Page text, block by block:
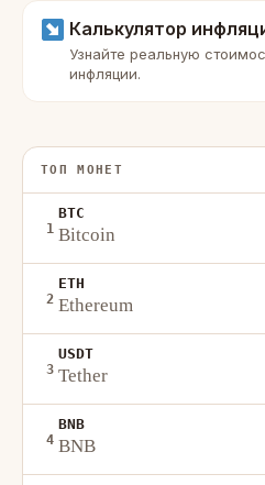
Калькулятор
Узнайте реальную
инфляции.
ТОП МОНЕТ
1
BTC
Bitcoin
2
ETH
Ethereum
3
USDT
Tether
4
BNB
BNB